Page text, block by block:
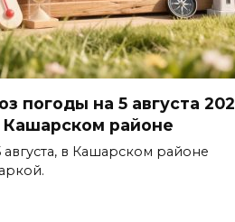
погоды на 5 августа
Кашарском районе
августа, в Кашарском районе